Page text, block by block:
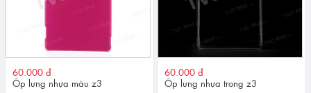
60.000 đ
Ốp lưng nhựa màu z3
60.000 đ
Ốp lưng nhựa trong z3